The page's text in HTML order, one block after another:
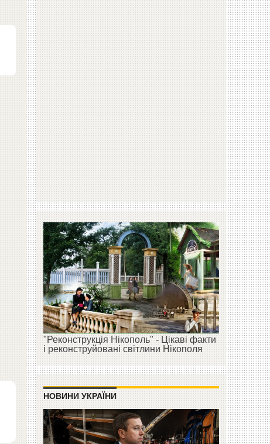
"Реконструкція Нікополь" - Цікаві факти
і реконструйовані світлини Нікополя
НОВИНИ УКРАЇНИ